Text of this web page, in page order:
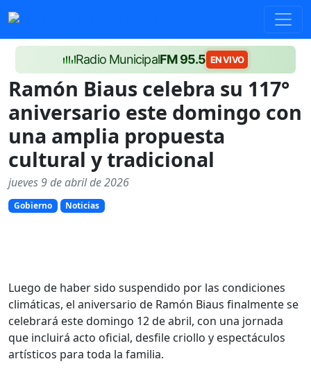
Radio MunicipalFM 95.5 EN VIVO
Ramón Biaus celebra su 117°
aniversario este domingo con
una amplia propuesta
cultural y tradicional
jueves 9 de abril de 2026
Gobierno Noticias
Luego de haber sido suspendido por las condiciones
climáticas, el aniversario de Ramón Biaus finalmente se
celebrará este domingo 12 de abril, con una jornada
que incluirá acto oficial, desfile criollo y espectáculos
artísticos para toda la familia.